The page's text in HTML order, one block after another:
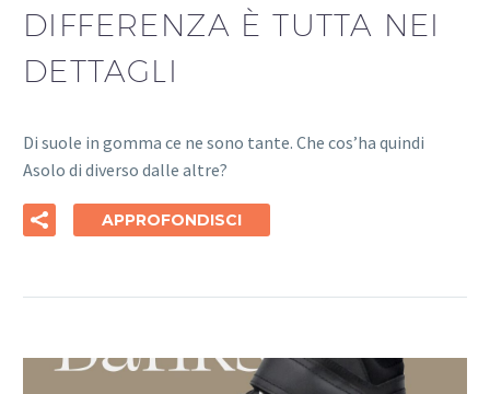
DIFFERENZA È TUTTA NEI
DETTAGLI
Di suole in gomma ce ne sono tante. Che cos’ha quindi
Asolo di diverso dalle altre?
APPROFONDISCI